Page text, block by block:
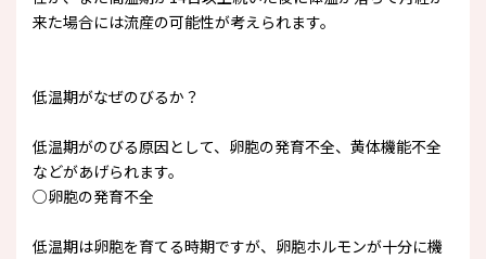
来た場合には流産の可能性が考えられます。
低温期がなぜのびるか？
低温期がのびる原因として、卵胞の発育不全、黄体機能不全
などがあげられます。
○卵胞の発育不全
低温期は卵胞を育てる時期ですが、卵胞ホルモンが十分に機